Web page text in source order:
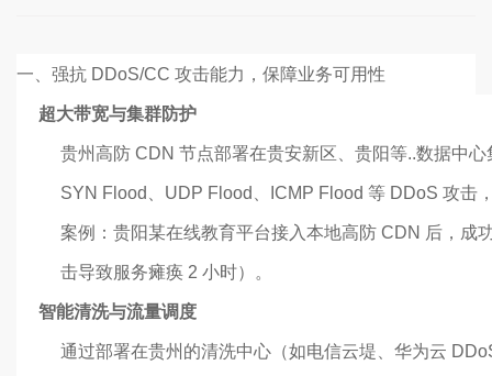
一、 强抗 DDoS/CC 攻击能力，保障业务可用性
超大带宽与集群防护
贵州高防 CDN 节点部署在贵安新区、贵阳等..数据中
SYN Flood、UDP Flood、ICMP Flood 等 DDoS 攻击
案例：贵阳某在线教育平台接入本地高防 CDN 后，成
击导致服务瘫痪 2 小时）。
智能清洗与流量调度
通过部署在贵州的清洗中心（如电信云堤、华为云